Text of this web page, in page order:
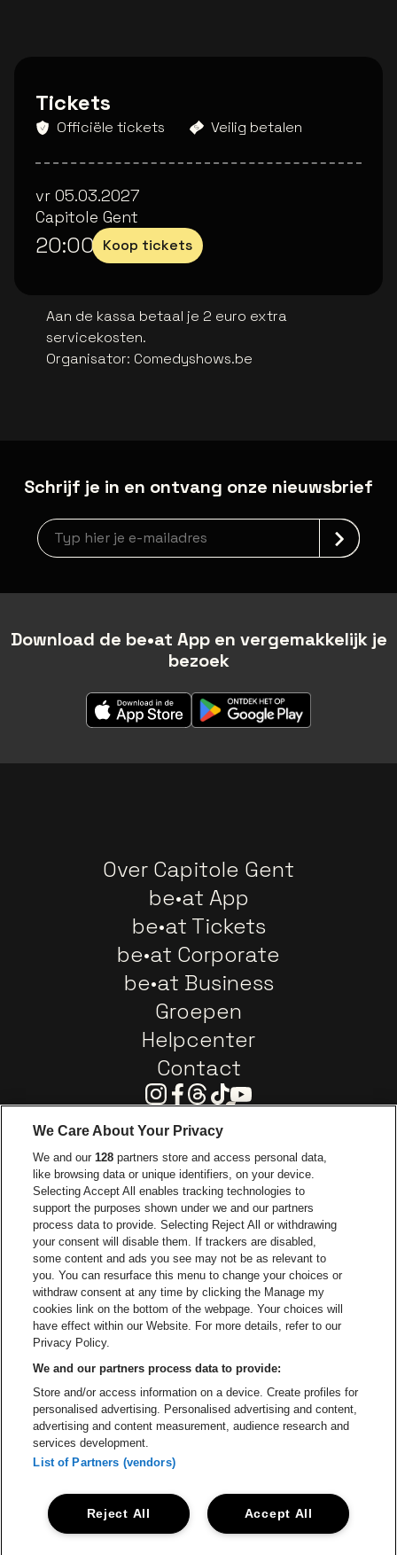
Tickets
Officiële tickets Veilig betalen
vr 05.03.2027
Capitole Gent
20:00 Koop tickets
Aan de kassa betaal je 2 euro extra
servicekosten.
Organisator: Comedyshows.be
Schrijf je in en ontvang onze nieuwsbrief
Nieuwsbrief aanmelding
Download de be•at App en vergemakkelijk je
bezoek
Over Capitole Gent
be•at App
be•at Tickets
be•at Corporate
be•at Business
Groepen
Helpcenter
Contact
Instagram
Facebook
Threads
TiktokYoutube
Ga naar de website van Europcar
Ga naar de
Ga naar de website van Coca-Cola
Ga naar de website van
Ga naar
Ga naar de website van Champagne
Ga naar de website
Ga naar de website van Het logo van
Ga naar de website
Ga naar de
Ga naar
Capitole Gent is een deel van be•at
Capitole Gent
Be-At Venues
Schijnpoortweg 119, 2170 Antwerpen
BTW (BE) 0461.051.688 - RPR Antwerpen
BNP Paribas Fortis - IBAN: BE93 2200 4925 0067 - BIC:
GEBABEBB
ProclaimerCookiesManage my cookiesPrivacy
We Care About Your Privacy
We and our128 partners store and access personal data,
like browsing data or unique identifiers, on your device.
Selecting Accept All enables tracking technologies to
support the purposes shown under we and our partners
process data to provide. Selecting Reject All or withdrawing
your consent will disable them. If trackers are disabled,
some content and ads you see may not be as relevant to
you. You can resurface this menu to change your choices or
withdraw consent at any time by clicking the Manage my
cookies link on the bottom of the webpage. Your choices will
have effect within our Website. For more details, refer to our
Privacy Policy.
We and our partners process data to provide:
Store and/or access information on a device. Create profiles for
personalised advertising. Personalised advertising and content,
advertising and content measurement, audience research and
services development.
List of Partners (vendors)
Accept All
Reject All